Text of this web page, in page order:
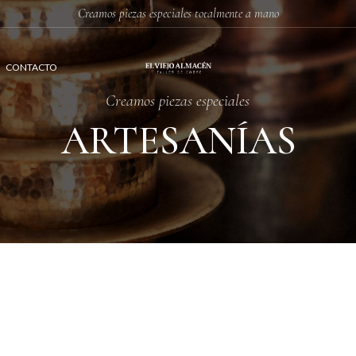
Creamos piezas especiales totalmente a mano
CONTACTO
ARTESANÍAS
Creamos piezas especiales